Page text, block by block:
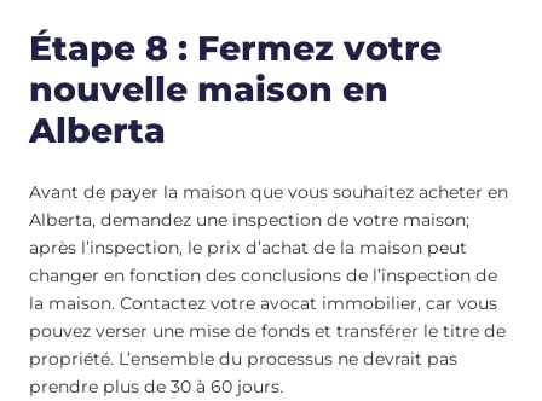
Étape 8 : Fermez votre
nouvelle maison en
Alberta
Avant de payer la maison que vous souhaitez acheter en
Alberta, demandez une inspection de votre maison;
après l’inspection, le prix d’achat de la maison peut
changer en fonction des conclusions de l’inspection de
la maison. Contactez votre avocat immobilier, car vous
pouvez verser une mise de fonds et transférer le titre de
propriété. L’ensemble du processus ne devrait pas
prendre plus de 30 à 60 jours.